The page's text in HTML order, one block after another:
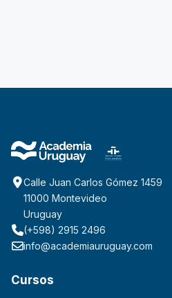
Calle Juan Carlos Gómez 1459
11000 Montevideo
Uruguay
(+598) 2915 2496
info@academiauruguay.com
Cursos